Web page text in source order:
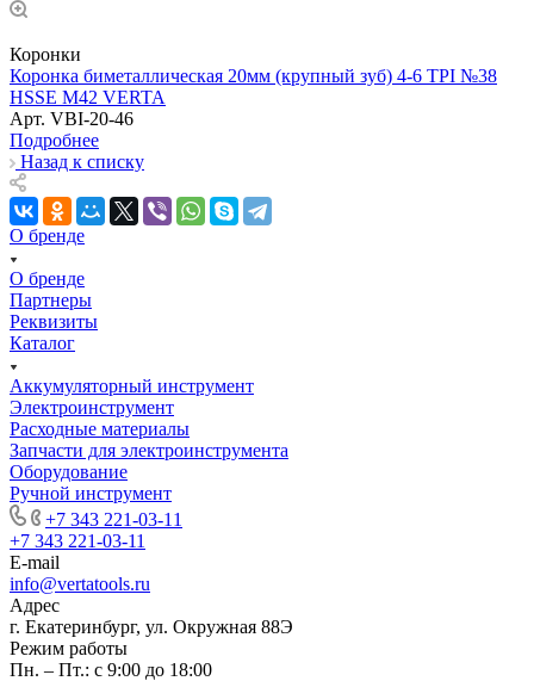
Коронки
Коронка биметаллическая 20мм (крупный зуб) 4-6 TPI №38
HSSE М42 VERTA
Арт. VBI-20-46
Подробнее
Назад к списку
О бренде
О бренде
Партнеры
Реквизиты
Каталог
Аккумуляторный инструмент
Электроинструмент
Расходные материалы
Запчасти для электроинструмента
Оборудование
Ручной инструмент
+7 343 221-03-11
+7 343 221-03-11
E-mail
info@vertatools.ru
Адрес
г. Екатеринбург, ул. Окружная 88Э
Режим работы
Пн. – Пт.: с 9:00 до 18:00